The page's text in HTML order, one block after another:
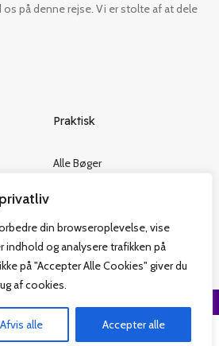
din browseroplevelse, vise
indhold og analysere trafikken på
på "Accepter Alle Cookies" giver du
af cookies.
Afvis alle Accepter alle
på denne rejse. Vi er stolte af at dele
Praktisk
Alle Bøger
Kontakt